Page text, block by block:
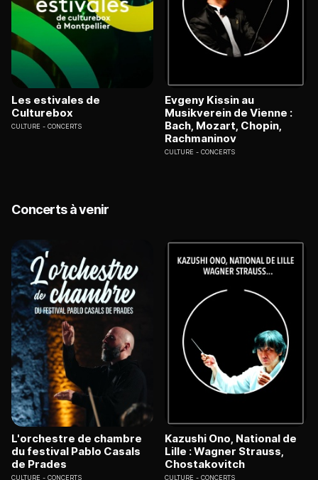
Les estivales de
Culturebox
CULTURE CONCERTS
Evgeny Kissin au
Musikverein de Vienne :
Bach, Mozart, Chopin,
Rachmaninov
CULTURE CONCERTS
Concerts à venir
L'orchestre de chambre
du festival Pablo Casals
de Prades
CULTURE CONCERTS
Kazushi Ono, National de
Lille : Wagner Strauss,
Chostakovitch
CULTURE CONCERTS